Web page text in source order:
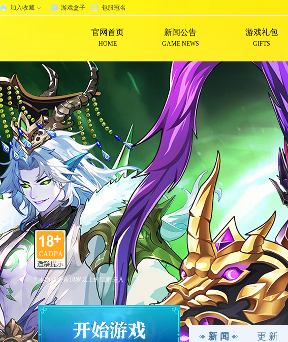
加入收藏 游戏盒子 包服冠名
官网首页
HOME
新闻公告
GAME NEWS
游戏礼包
GIFTS
* 本游戏适合18岁以上的玩家进入
新 闻 更 新